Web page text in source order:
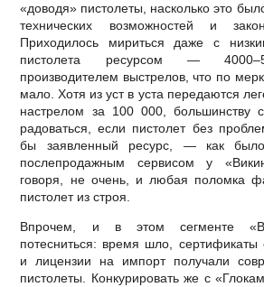
«доводя» пистолеты, насколько это
технических возможностей и
Приходилось мириться даже с
пистолета ресурсом —
производителем выстрелов, что по
мало. Хотя из уст в уста передаются
настрелом за 100 000, большинству
радоваться, если пистолет без
бы заявленный ресурс, — как
послепродажным сервисом у
говоря, не очень, и любая поломка
пистолет из строя.
Впрочем, и в этом сегменте
потесниться: время шло, сертификаты
и лицензии на импорт получали
пистолеты. Конкурировать же с